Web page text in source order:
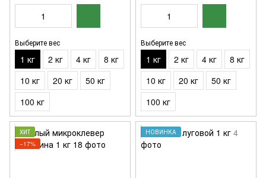
Выберите вес
1 кг 2 кг 4 кг
8 кг
10 кг
20 кг
50 кг
100 кг
Выберите вес
1 кг 2 кг 4 кг
8 кг
10 кг
20 кг
50 кг
100 кг
ХИТ
−17%
НОВИНКА